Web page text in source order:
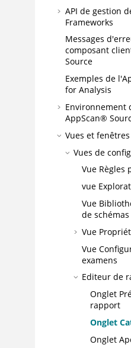
API de gestion
Frameworks
Messages
composant
Source
Exemples de l'
for Analysis
Environnement
AppScan®
Vues et fenêtres
Vues de
Vue Règles
vue
Vue
de schémas
Vue
Vue
examens
Editeur de
Onglet
rapport
Onglet
Onglet